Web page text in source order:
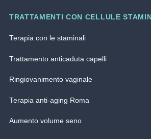
TRATTAMENTI CON CELLULE
Terapia con le staminali
Trattamento anticaduta capelli
Ringiovanimento vaginale
Terapia anti-aging Roma
Aumento volume seno